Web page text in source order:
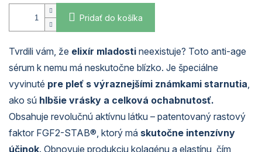
Pridať do košíka
Tvrdili vám, že elixír mladosti neexistuje? Toto anti-age
sérum k nemu má neskutočne blízko. Je špeciálne
vyvinuté pre pleť s výraznejšími známkami starnutia,
ako sú hlbšie vrásky a celková ochabnutosť.
Obsahuje revolučnú aktívnu látku – patentovaný rastový
faktor FGF2-STAB®, ktorý má skutočne intenzívny
účinok. Obnovuje produkciu kolagénu a elastínu, čím